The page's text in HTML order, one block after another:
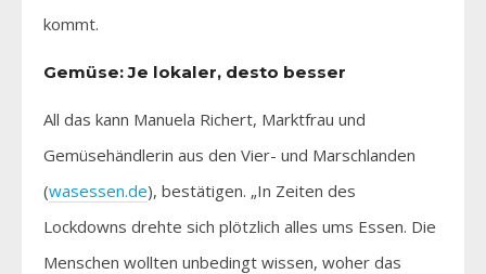
kommt.
Gemüse: Je lokaler, desto besser
All das kann Manuela Richert, Marktfrau und
Gemüsehändlerin aus den Vier- und Marschlanden
(wasessen.de), bestätigen. „In Zeiten des
Lockdowns drehte sich plötzlich alles ums Essen. Die
Menschen wollten unbedingt wissen, woher das